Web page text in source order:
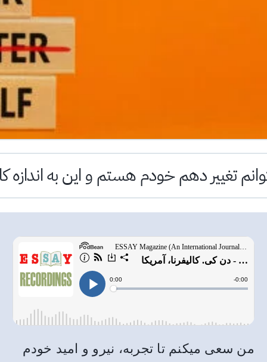
تغییر دهم خودم هستم و این به
من سعی میکنم تا تجربه، نیرو و امید خودم